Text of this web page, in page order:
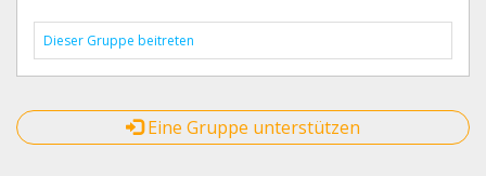
Dieser Gruppe beitreten
Eine Gruppe unterstützen